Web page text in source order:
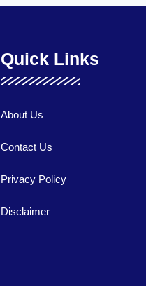
Quick Links
About Us
Contact Us
Privacy Policy
Disclaimer